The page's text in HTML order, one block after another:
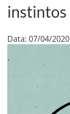
instintos
Data: 07/04/2020